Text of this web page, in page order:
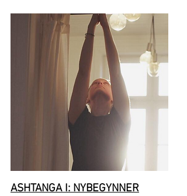
ASHTANGA I: NYBEGYNNER